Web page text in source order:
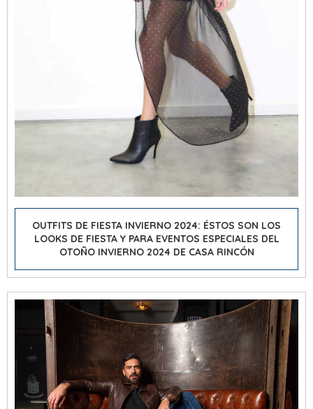
OUTFITS DE FIESTA INVIERNO 2024: ÉSTOS SON LOS
LOOKS DE FIESTA Y PARA EVENTOS ESPECIALES DEL
OTOÑO INVIERNO 2024 DE CASA RINCÓN